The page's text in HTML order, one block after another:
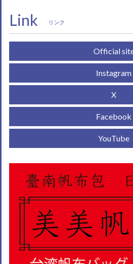
Link リンク
Official
Instagram
X
Facebook
YouTube